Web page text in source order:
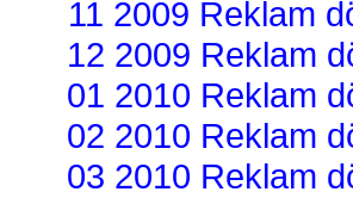
11 2009 Reklam
12 2009 Reklam
01 2010 Reklam
02 2010 Reklam
03 2010 Reklam